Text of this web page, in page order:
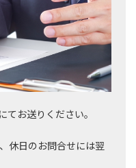
てお送りください。
休日のお問合せには翌